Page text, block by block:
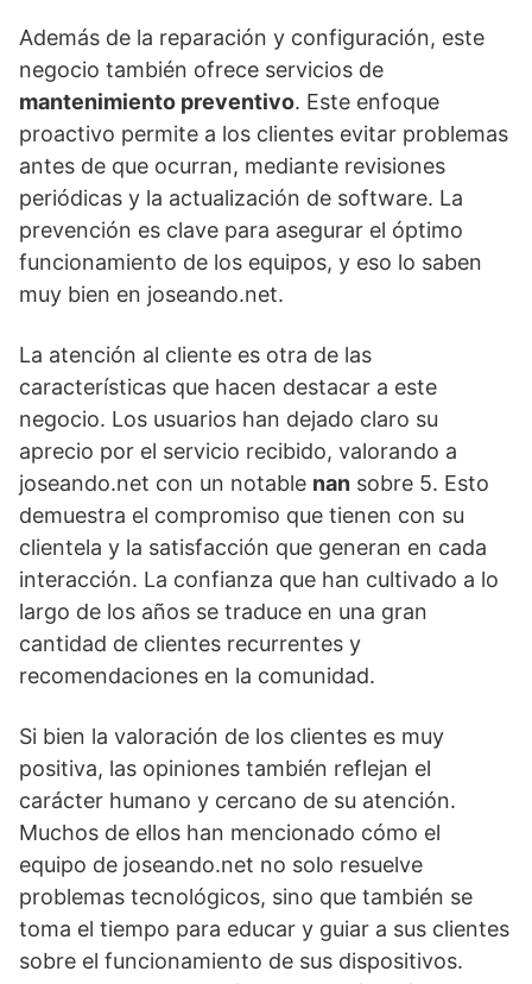
Además de la reparación y configuración, este
negocio también ofrece servicios de
mantenimiento preventivo. Este enfoque
proactivo permite a los clientes evitar problemas
antes de que ocurran, mediante revisiones
periódicas y la actualización de software. La
prevención es clave para asegurar el óptimo
funcionamiento de los equipos, y eso lo saben
muy bien en joseando.net.
La atención al cliente es otra de las
características que hacen destacar a este
negocio. Los usuarios han dejado claro su
aprecio por el servicio recibido, valorando a
joseando.net con un notable nan sobre 5. Esto
demuestra el compromiso que tienen con su
clientela y la satisfacción que generan en cada
interacción. La confianza que han cultivado a lo
largo de los años se traduce en una gran
cantidad de clientes recurrentes y
recomendaciones en la comunidad.
Si bien la valoración de los clientes es muy
positiva, las opiniones también reflejan el
carácter humano y cercano de su atención.
Muchos de ellos han mencionado cómo el
equipo de joseando.net no solo resuelve
problemas tecnológicos, sino que también se
toma el tiempo para educar y guiar a sus clientes
sobre el funcionamiento de sus dispositivos.